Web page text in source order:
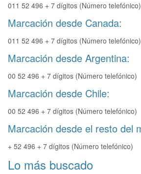
011 52 496 + 7 dígitos (Número telefónico)
Marcación desde Canada:
011 52 496 + 7 dígitos (Número telefónico)
Marcación desde Argentina:
00 52 496 + 7 dígitos (Número telefónico)
Marcación desde Chile:
00 52 496 + 7 dígitos (Número telefónico)
Marcación desde el resto del
+ 52 496 + 7 dígitos (Número telefónico)
Lo más buscado